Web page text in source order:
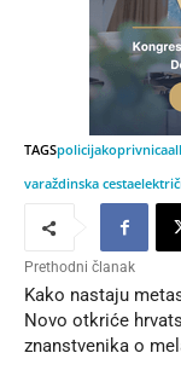
TAGSpolicijakoprivnica
varaždinska cesta
Prethodni članak
Kako nastaju
Novo otkriće
znanstvenika o